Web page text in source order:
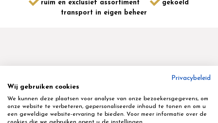
ruim en exclusief assortiment
gekoeld
transport in eigen beheer
Terbekstraat 16 - 3580 - Beringen - tel 011 45 80 70
Privacybeleid
Wij gebruiken cookies
We kunnen deze plaatsen voor analyse van onze bezoekersgegevens, om
onze website te verbeteren, gepersonaliseerde inhoud te tonen en om u
een geweldige website-ervaring te bieden. Voor meer informatie over de